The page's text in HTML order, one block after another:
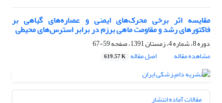
مقایسه اثر برخی محرک‌های ایمنی و عصاره‌های گیاهی بر
فاکتورهای رشد و مقاومت ماهی برزم در برابر استرس‌های محیطی
دوره 8، شماره 4، زمستان 1391، صفحه
59-67
مشاهده مقاله
اصل مقاله 619.57 K
مقالات آماده انتشار